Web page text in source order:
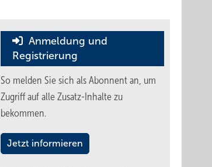
Anmeldung und
Registrierung
So melden Sie sich als Abonnent an, um
Zugriff auf alle Zusatz-Inhalte zu
bekommen.
Jetzt informieren